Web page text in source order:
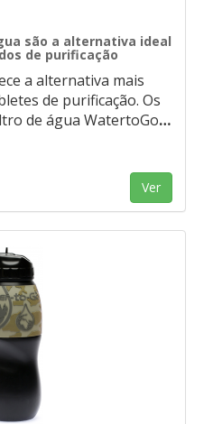
são a alternativa ideal
de purificação
a alternativa mais
de purificação. Os
de água WatertoGo…
Ver